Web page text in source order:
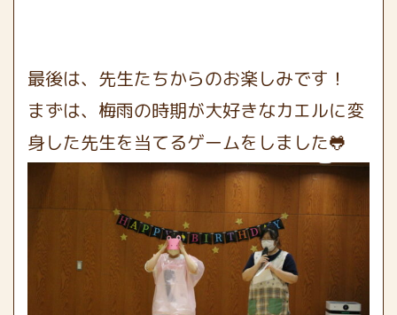
最後は、先生たちからのお楽しみです！
まずは、梅雨の時期が大好きなカエルに変
身した先生を当てるゲームをしました🐸